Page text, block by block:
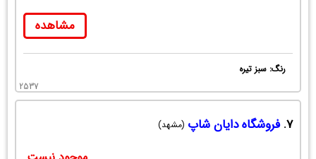
مشاهده
رنگ: سبز تیره
2537
7. فروشگاه دایان شاپ (مشهد)